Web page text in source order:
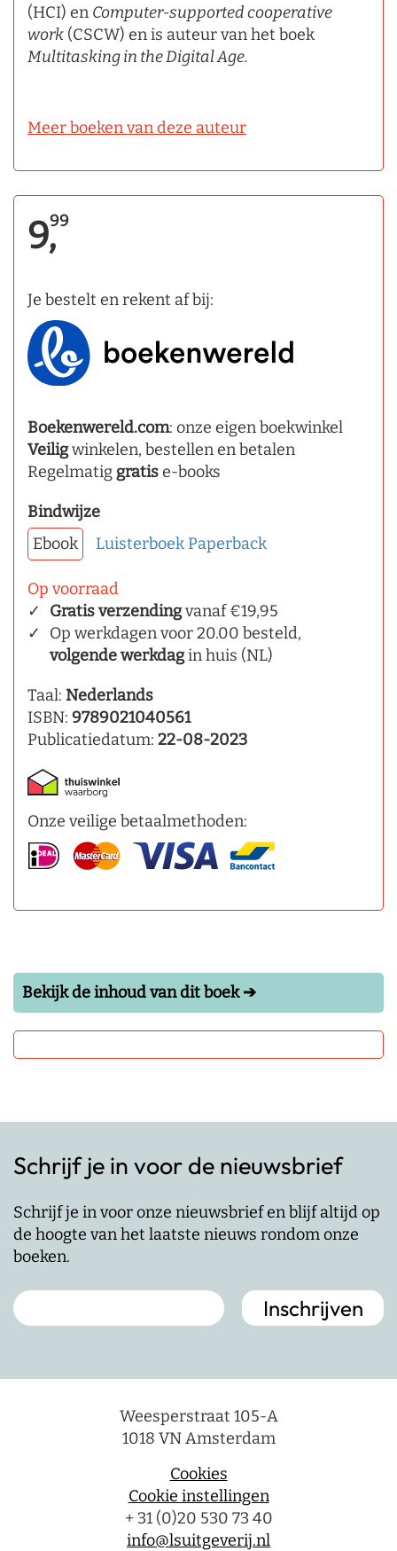
(HCI) en Computer-supported cooperative
work (CSCW) en is auteur van het boek
Multitasking in the Digital Age.
Meer boeken van deze auteur
9,99
Je bestelt en rekent af bij:
Boekenwereld.com: onze eigen boekwinkel
Veiligwinkelen, bestellen en betalen
Regelmatig gratise-books
Bindwijze
Ebook
Luisterboek Paperback
Op voorraad
Gratis verzendingvanaf €19,95
Op werkdagen voor 20.00 besteld,
volgende werkdagin huis (NL)
Taal: Nederlands
ISBN: 9789021040561
Publicatiedatum: 22-08-2023
Onze veilige betaalmethoden:
Bekijk de inhoud van dit boek ➔
Schrijf je in voor de nieuwsbrief
Schrijf je in voor onze nieuwsbrief en blijf altijd op
de hoogte van het laatste nieuws rondom onze
boeken.
Weesperstraat 105-A
1018 VN Amsterdam
Cookies
Cookie instellingen
+ 31 (0)20 530 73 40
info@lsuitgeverij.nl